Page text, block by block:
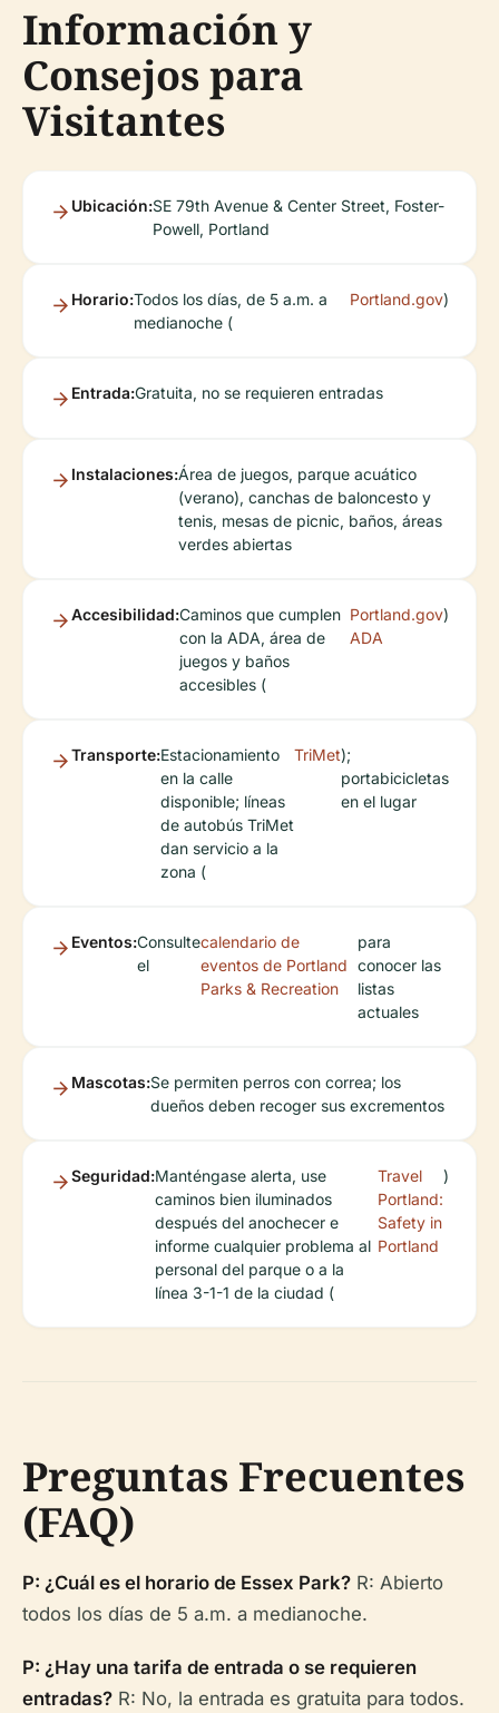
Información y
Consejos para
Visitantes
Ubicación:SE 79th Avenue & Center Street, Foster-
Powell, Portland
Horario:Todos los días, de 5 a.m. a
medianoche (
Portland.gov)
Entrada:Gratuita, no se requieren entradas
Instalaciones:Área de juegos, parque acuático
(verano), canchas de baloncesto y
tenis, mesas de picnic, baños, áreas
verdes abiertas
Accesibilidad:Caminos que cumplen
con la ADA, área de
juegos y baños
accesibles (
Portland.gov
ADA
)
Transporte:Estacionamiento
en la calle
disponible; líneas
de autobús TriMet
dan servicio a la
zona (
TriMet);
portabicicletas
en el lugar
Eventos:Consulte
el
calendario de
eventos de Portland
Parks & Recreation
para
conocer las
listas
actuales
Mascotas:Se permiten perros con correa; los
dueños deben recoger sus excrementos
Seguridad:Manténgase alerta, use
caminos bien iluminados
después del anochecer e
informe cualquier problema al
personal del parque o a la
línea 3-1-1 de la ciudad (
Travel
Portland:
Safety in
Portland
)
Preguntas Frecuentes
(FAQ)
P: ¿Cuál es el horario de Essex Park? R: Abierto
todos los días de 5 a.m. a medianoche.
P: ¿Hay una tarifa de entrada o se requieren
entradas? R: No, la entrada es gratuita para todos.